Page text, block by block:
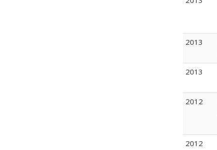
2013
2013
2012
2012